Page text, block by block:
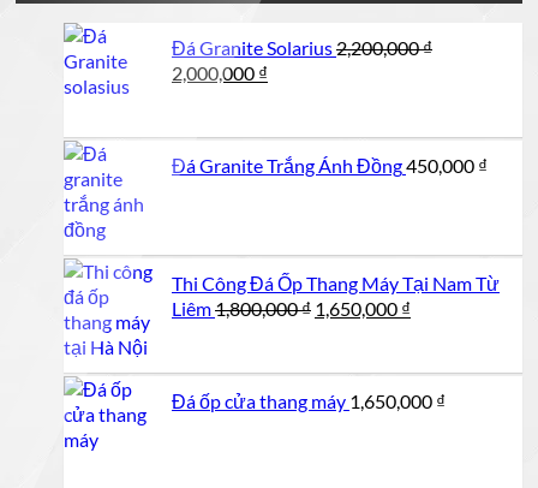
Đá Granite Solarius2,200,000₫
Giá
2,000,000 ₫
2,000,000 ₫.
Đá Granite Trắng Ánh Đồng450,000 ₫
Thi Công Đá Ốp Thang Máy Tại Nam Từ
Liêm1,800,000₫ Giá
1,800,000 ₫.
1,650,000 ₫
1,650,000 ₫.
Đá ốp cửa thang máy 1,650,000 ₫